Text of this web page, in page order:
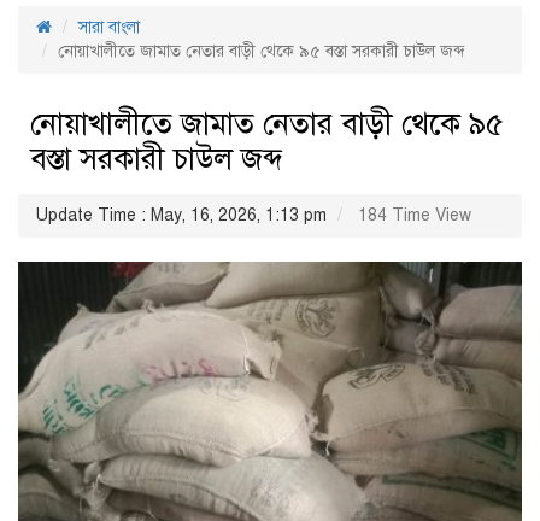
সারা বাংলা
নোয়াখালীতে জামাত নেতার বাড়ী থেকে ৯৫ বস্তা সরকারী চাউল জব্দ
নোয়াখালীতে জামাত নেতার বাড়ী থেকে ৯৫
বস্তা সরকারী চাউল জব্দ
Update Time : May, 16, 2026, 1:13 pm 184 Time View